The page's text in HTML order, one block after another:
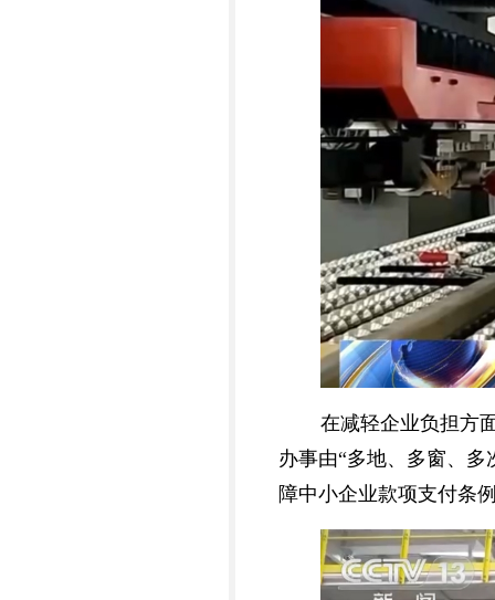
在减轻企业负担方
办事由“多地、多窗、
障中小企业款项支付条